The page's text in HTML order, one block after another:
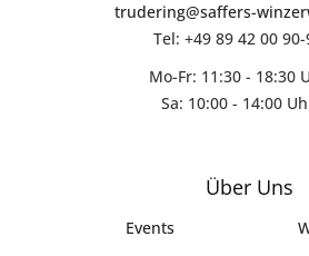
trudering@saffers-
Tel: +49 89 42 00 90-
Mo-Fr: 11:30 - 18:30
Sa: 10:00 - 14:00
Über Uns
Events